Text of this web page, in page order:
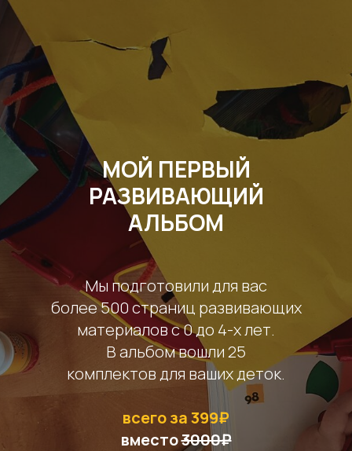
МОЙ ПЕРВЫЙ
РАЗВИВАЮЩИЙ
АЛЬБОМ
Мы подготовили для вас
более 500 страниц развивающих
материалов с 0 до 4-х лет.
В альбом вошли 25
комплектов для ваших деток.
всего за 399₽
вместо3000₽